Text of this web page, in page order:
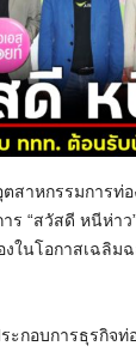
าหกรรมการท่อ
ร “สวัสดี หนีห่าว
งในโอกาสเฉลิม
ะกอบการธุรกิจ